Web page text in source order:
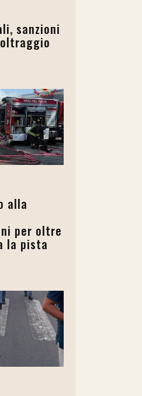
sanzioni
alla
per oltre
la pista